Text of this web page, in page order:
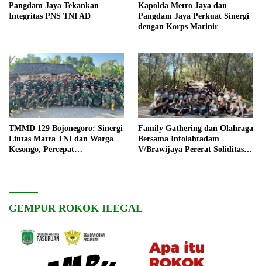
Pangdam Jaya Tekankan
Integritas PNS TNI AD
Kapolda Metro Jaya dan
Pangdam Jaya Perkuat Sinergi
dengan Korps Marinir
TMMD 129 Bojonegoro: Sinergi
Lintas Matra TNI dan Warga
Kesongo, Percepat
Family Gathering dan Olahraga
Bersama Infolahtadam
V/Brawijaya Pererat Soliditas
GEMPUR ROKOK ILEGAL